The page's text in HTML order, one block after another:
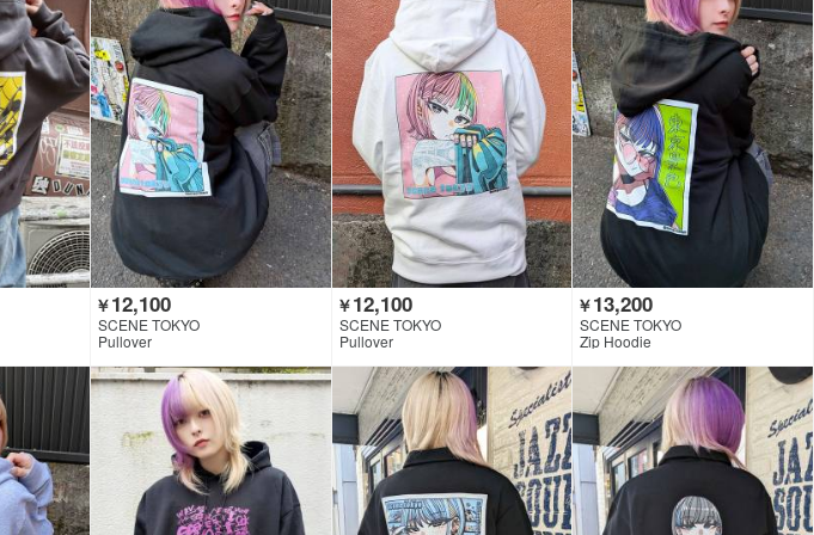
￥12,100
SCENE TOKYO
Pullover
￥12,100
SCENE TOKYO
Pullover
￥13,200
SCENE TOKYO
Zip Hoodie